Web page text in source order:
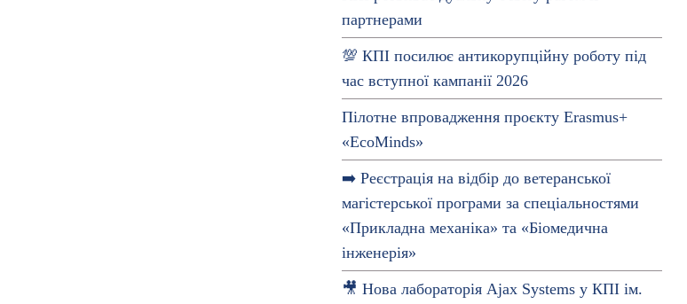
партнерами
💯 КПІ посилює антикорупційну роботу під
час вступної кампанії 2026
Пілотне впровадження проєкту Erasmus+
«EcoMinds»
➡️ Реєстрація на відбір до ветеранської
магістерської програми за спеціальностями
«Прикладна механіка» та «Біомедична
інженерія»
🎥 Нова лабораторія Ajax Systems у КПІ ім.